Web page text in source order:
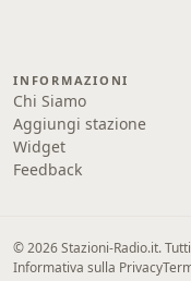
INFORMAZIONI
Chi Siamo
Aggiungi stazione
Widget
Feedback
© 2026 Stazioni-Radio.it.
Informativa sulla Privacy